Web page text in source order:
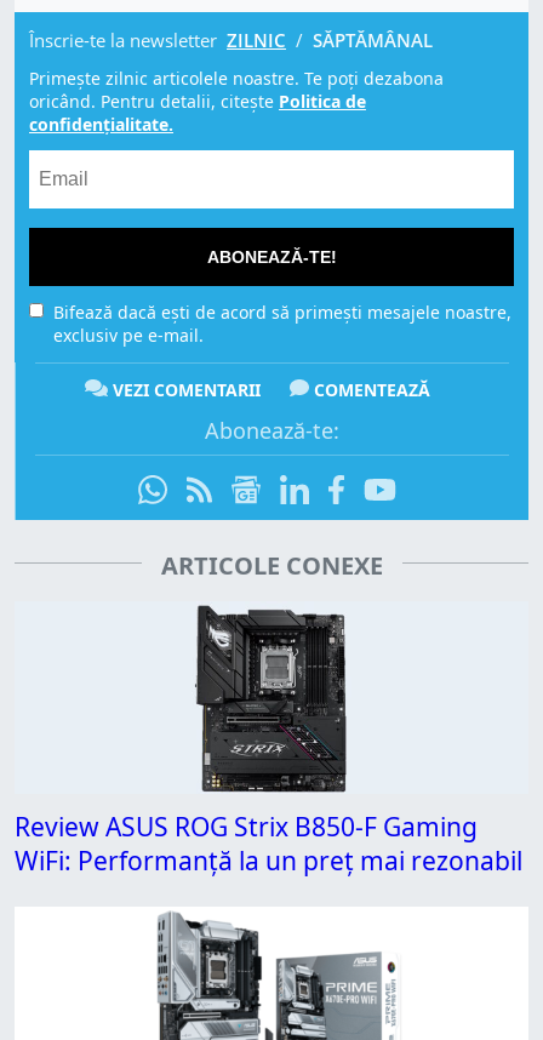
Înscrie-te la newsletter ZILNIC / SĂPTĂMÂNAL
Primește zilnic articolele noastre. Te poți dezabona
oricând. Pentru detalii, citește Politica de
confidențialitate.
ABONEAZĂ-TE!
Bifează dacă ești de acord să primești mesajele noastre,
exclusiv pe e-mail.
VEZI COMENTARII COMENTEAZĂ
Abonează-te:
ARTICOLE CONEXE
Review ASUS ROG Strix B850-F Gaming
WiFi: Performanță la un preț mai rezonabil